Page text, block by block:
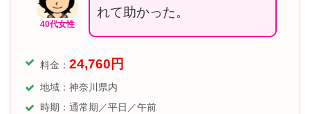
40代女性
れて助かった。
料金： 24,760 円
地域：神奈川県内
時期：通常期／平日／午前